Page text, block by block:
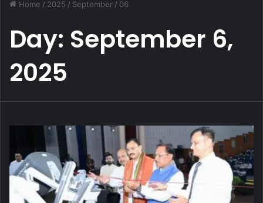
Home / 2025 / September / 06
Day: September 6,
2025